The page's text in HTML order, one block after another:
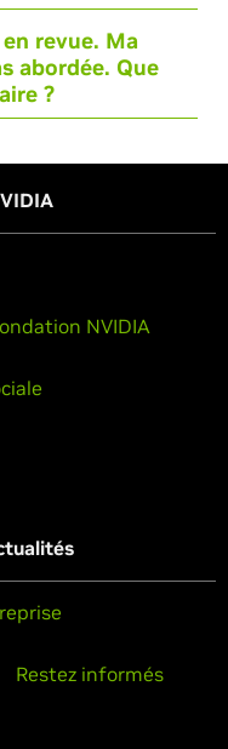
en revue. Ma
abordée. Que
?
NVIDIA
Restez informés